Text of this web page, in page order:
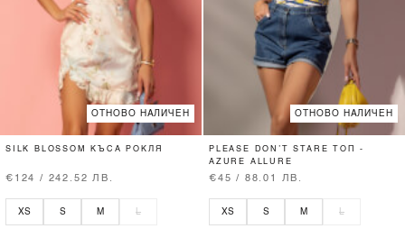
ОТНОВО НАЛИЧЕН
SILK BLOSSOM КЪСА РОКЛЯ
€124 / 242.52 ЛВ.
XS S M L
ОТНОВО НАЛИЧЕН
PLEASE DON’T STARE ТОП -
AZURE ALLURE
€45 / 88.01 ЛВ.
XS S M L